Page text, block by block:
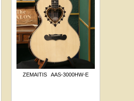
ZEMAITIS AAS-3000HW-E